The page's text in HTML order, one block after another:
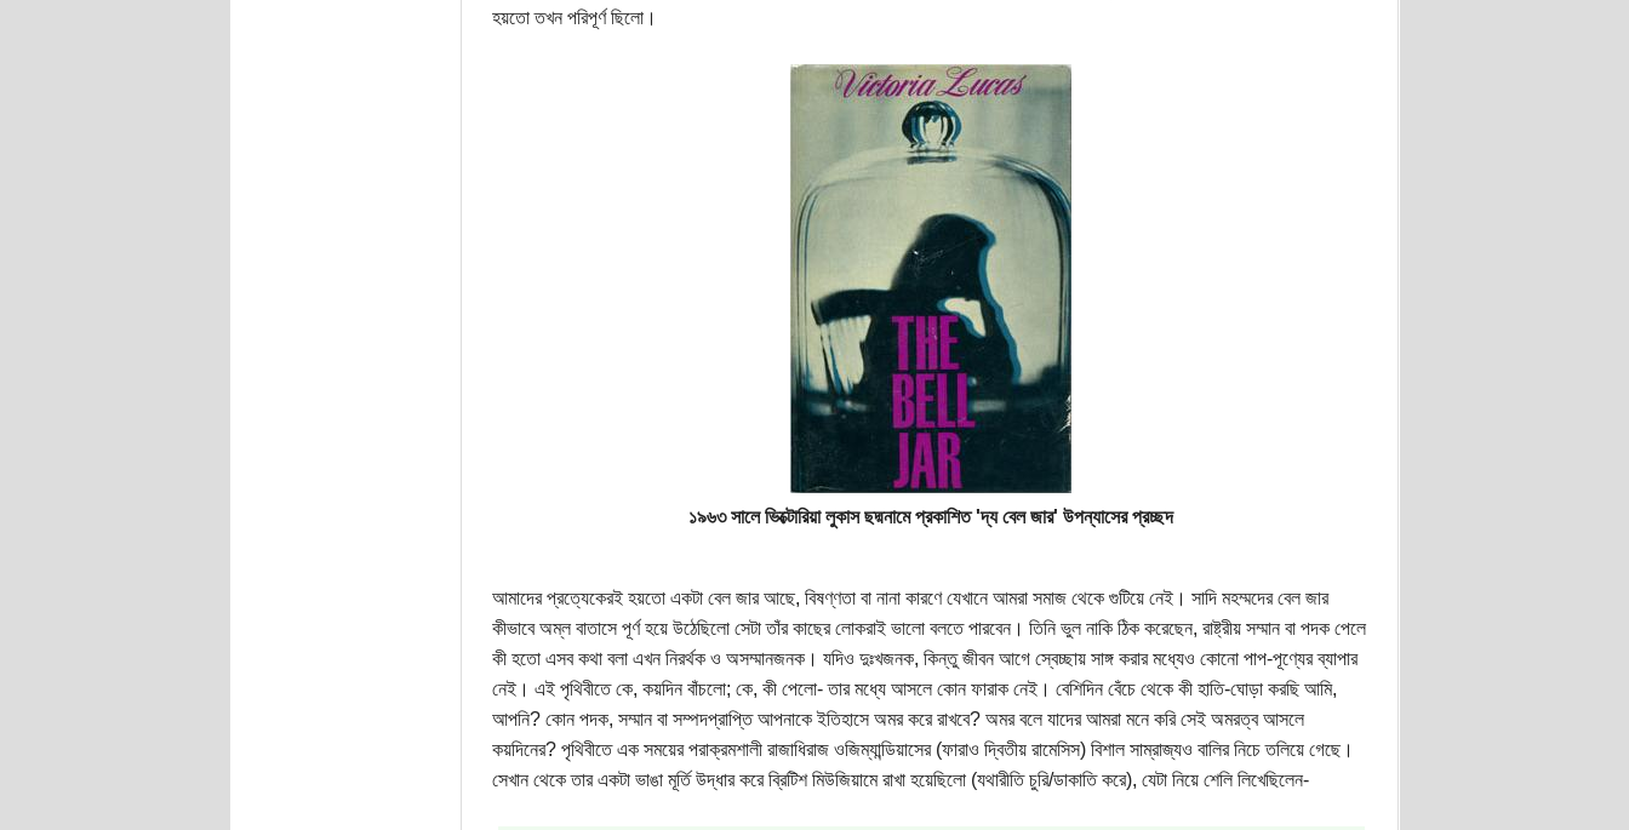
হয়তো তখন পরিপূর্ণ ছিলো।
১৯৬৩ সালে ভিক্টোরিয়া লুকাস ছদ্মনামে প্রকাশিত 'দ্য বেল জার' উপন্যাসের প্রচ্ছদ
আমাদের প্রত্যেকেরই হয়তো একটা বেল জার আছে, বিষণ্ণতা বা নানা কারণে যেখানে আমরা সমাজ থেকে গুটিয়ে নেই। সাদি মহম্মদের বেল জার
কীভাবে অম্ল বাতাসে পূর্ণ হয়ে উঠেছিলো সেটা তাঁর কাছের লোকরাই ভালো বলতে পারবেন। তিনি ভুল নাকি ঠিক করেছেন, রাষ্ট্রীয় সম্মান বা পদক পেলে
কী হতো এসব কথা বলা এখন নিরর্থক ও অসম্মানজনক। যদিও দুঃখজনক, কিন্তু জীবন আগে স্বেচ্ছায় সাঙ্গ করার মধ্যেও কোনো পাপ-পূণ্যের ব্যাপার
নেই। এই পৃথিবীতে কে, কয়দিন বাঁচলো; কে, কী পেলো- তার মধ্যে আসলে কোন ফারাক নেই। বেশিদিন বেঁচে থেকে কী হাতি-ঘোড়া করছি আমি,
আপনি? কোন পদক, সম্মান বা সম্পদপ্রাপ্তি আপনাকে ইতিহাসে অমর করে রাখবে? অমর বলে যাদের আমরা মনে করি সেই অমরত্ব আসলে
কয়দিনের? পৃথিবীতে এক সময়ের পরাক্রমশালী রাজাধিরাজ ওজিম্যান্ডিয়াসের (ফারাও দ্বিতীয় রামেসিস) বিশাল সাম্রাজ্যও বালির নিচে তলিয়ে গেছে।
সেখান থেকে তার একটা ভাঙা মূর্তি উদ্ধার করে ব্রিটিশ মিউজিয়ামে রাখা হয়েছিলো (যথারীতি চুরি/ডাকাতি করে), যেটা নিয়ে শেলি লিখেছিলেন-